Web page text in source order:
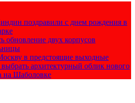
поздравили с днем рождения в
обновление двух корпусов
в предстоящие выходные
архитектурный облик нового
на Шаболовке